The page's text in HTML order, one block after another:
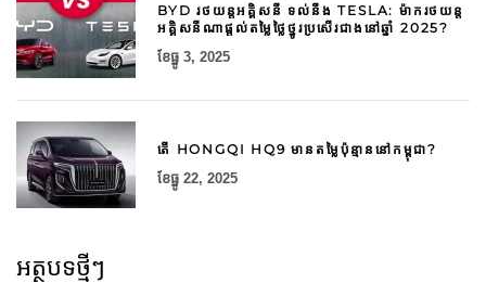
BYD រថយន្តអគ្គិសនី ទល់នឹង TESLA: ម៉ាករថយន្ត
អគ្គិសនីណាផ្តល់តម្លៃថ្លៃថ្នូរប្រសើរជាងនៅឆ្នាំ 2025?
ខែ​ធ្នូ 3, 2025
តើ HONGQI HQ9 មានតម្លៃប៉ុន្មាននៅកម្ពុជា?
ខែ​ធ្នូ 22, 2025
អត្ថបទថ្មីៗ